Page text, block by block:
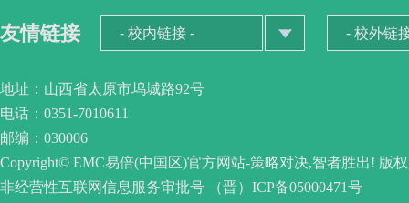
友情链接
地址：山西省太原市坞城路92号
电话：0351-7010611
邮编：030006
Copyright© EMC易倍(中国区)官方网站-策略对决,智者胜出! 版
非经营性互联网信息服务审批号 （晋）ICP备05000471号